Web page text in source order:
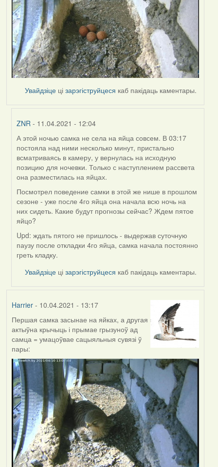
Увайдзіце цізарэгіструйцеся каб пакідаць каментары.
ZNR - 11.04.2021 - 12:04
In
reply
to
by
Harrier
А этой ночью самка не села на яйца совсем. В 03:17
постояла над ними несколько минут, пристально
всматриваясь в камеру, у вернулась на исходную
позицию для ночевки. Только с наступлением рассвета
она разместилась на яйцах.
Посмотрел поведение самки в этой же нише в прошлом
сезоне - уже после 4го яйца она начала всю ночь на
них сидеть. Какие будут прогнозы сейчас? Ждем пятое
яйцо?
Upd: ждать пятого не пришлось - выдержав суточную
паузу после откладки 4го яйца, самка начала постоянно
греть кладку.
Увайдзіце цізарэгіструйцеся каб пакідаць каментары.
Harrier- 10.04.2021 - 13:17
Першая самка засынае на яйках, а другая
актыўна крычыць і прымае грызуноў ад
самца = умацоўвае сацыяльныя сувязі ў
пары: